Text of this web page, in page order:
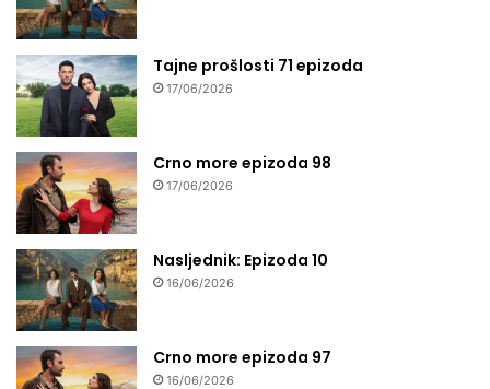
Tajne prošlosti 71 epizoda
17/06/2026
Crno more epizoda 98
17/06/2026
Nasljednik: Epizoda 10
16/06/2026
Crno more epizoda 97
16/06/2026